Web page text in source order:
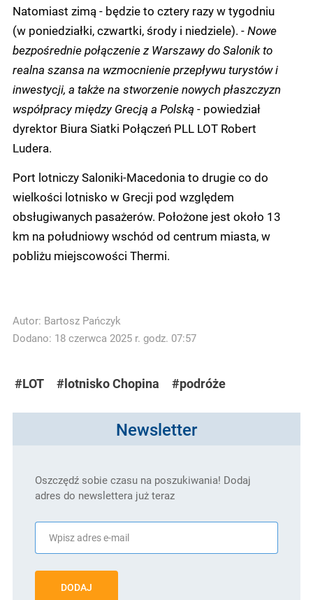
Natomiast zimą - będzie to cztery razy w tygodniu
(w poniedziałki, czwartki, środy i niedziele). -Nowe
bezpośrednie połączenie z Warszawy do Salonik to
realna szansa na wzmocnienie przepływu turystów i
inwestycji, a także na stworzenie nowych płaszczyzn
współpracy między Grecją a Polską - powiedział
dyrektor Biura Siatki Połączeń PLL LOT Robert
Ludera.
Port lotniczy Saloniki-Macedonia to drugie co do
wielkości lotnisko w Grecji pod względem
obsługiwanych pasażerów. Położone jest około 13
km na południowy wschód od centrum miasta, w
pobliżu miejscowości Thermi.
Autor: Bartosz Pańczyk
Dodano: 18 czerwca 2025 r. godz. 07:57
#LOT #lotnisko Chopina #podróże
Newsletter
Oszczędź sobie czasu na poszukiwania! Dodaj
adres do newslettera już teraz
DODAJ